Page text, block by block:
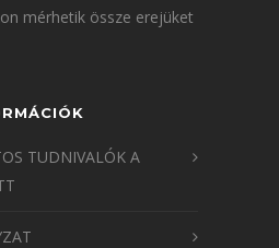
mérhetik össze erejüket
TUDNIVALÓK A